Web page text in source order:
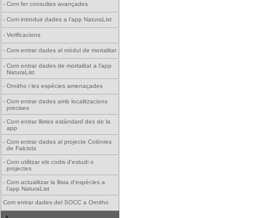
- Com fer consultes avançades
- Com introduir dades a l'app NaturaList
- Verificacions
- Com entrar dades al mòdul de mortalitat
- Com entrar dades de mortalitat a l'app
NaturaList
- Ornitho i les espècies amenaçades
- Com entrar dades amb localitzacions
precises
- Com entrar llistes estàndard des de la
app
- Com entrar dades al projecte Colònies
de Falciots
- Com utilitzar els codis d'estudi o
projectes
- Com actualitzar la llista d'espècies a
l'app NaturaList
Com entrar dades del SOCC a Ornitho